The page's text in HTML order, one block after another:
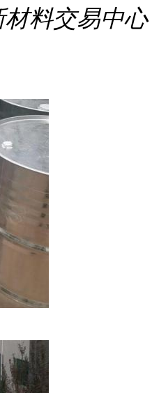
料交易中心